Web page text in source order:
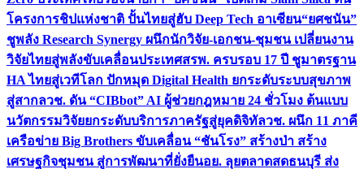
โครงการชิปแห่งชาติ ปั้นไทยสู่ฮับ Deep Tech อาเซียน“ยศชนัน”
ชูพลัง Research Synergy ผนึกนักวิจัย-เอกชน-ชุมชน เปลี่ยนงาน
วิจัยไทยสู่พลังขับเคลื่อนประเทศสรพ. ครบรอบ 17 ปี ชูมาตรฐาน
HA ไทยสู่เวทีโลก ปักหมุด Digital Health ยกระดับระบบสุขภาพ
สู่สากลวช. ดัน “CIBbot” AI ผู้ช่วยกฎหมาย 24 ชั่วโมง ต้นแบบ
นวัตกรรมวิจัยยกระดับบริการภาครัฐสู่ยุคดิจิทัลวช. ผนึก 11 ภาคี
เครือข่าย Big Brothers ขับเคลื่อน “ชันโรง” สร้างป่า สร้าง
เศรษฐกิจชุมชน สู่การพัฒนาที่ยั่งยืนอย. ลุยตลาดสดธนบุรี ส่ง